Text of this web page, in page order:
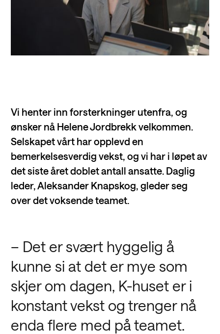
Vi henter inn forsterkninger utenfra, og
ønsker nå Helene Jordbrekk velkommen.
Selskapet vårt har opplevd en
bemerkelsesverdig vekst, og vi har i løpet av
det siste året doblet antall ansatte. Daglig
leder, Aleksander Knapskog, gleder seg
over det voksende teamet.
– Det er svært hyggelig å
kunne si at det er mye som
skjer om dagen, K-huset er i
konstant vekst og trenger nå
enda flere med på teamet.